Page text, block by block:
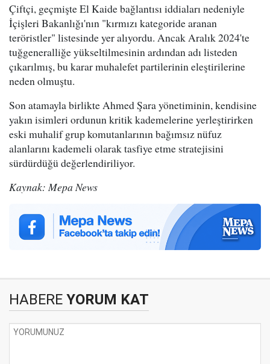
Çiftçi, geçmişte El Kaide bağlantısı iddiaları nedeniyle
İçişleri Bakanlığı'nın "kırmızı kategoride aranan
teröristler" listesinde yer alıyordu. Ancak Aralık 2024'te
tuğgeneralliğe yükseltilmesinin ardından adı listeden
çıkarılmış, bu karar muhalefet partilerinin eleştirilerine
neden olmuştu.
Son atamayla birlikte Ahmed Şara yönetiminin, kendisine
yakın isimleri ordunun kritik kademelerine yerleştirirken
eski muhalif grup komutanlarının bağımsız nüfuz
alanlarını kademeli olarak tasfiye etme stratejisini
sürdürdüğü değerlendiriliyor.
Kaynak: Mepa News
HABERE YORUM KAT